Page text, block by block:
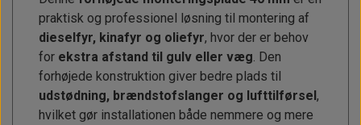
praktisk og professionel løsning til montering af
dieselfyr, kinafyr og oliefyr, hvor der er behov
for ekstra afstand til gulv eller væg . Den
forhøjede konstruktion giver bedre plads til
udstødning, brændstofslanger og lufttilførsel,
hvilket gør installationen både nemmere og mere